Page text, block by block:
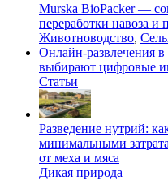
Murska BioPacker —
переработки навоза и
Животноводство,
Онлайн-развлечения в
выбирают цифровые
Статьи
Разведение нутрий:
минимальными
от меха и мяса
Дикая природа